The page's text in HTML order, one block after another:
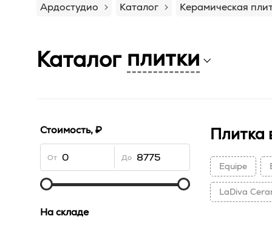
Ардостудио Каталог Керамическая
Каталог плитки
Стоимость, ₽
От До
На складе
Плитка
Equipe
LaDiva